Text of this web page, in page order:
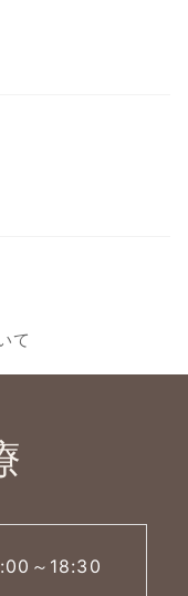
て
～18:30